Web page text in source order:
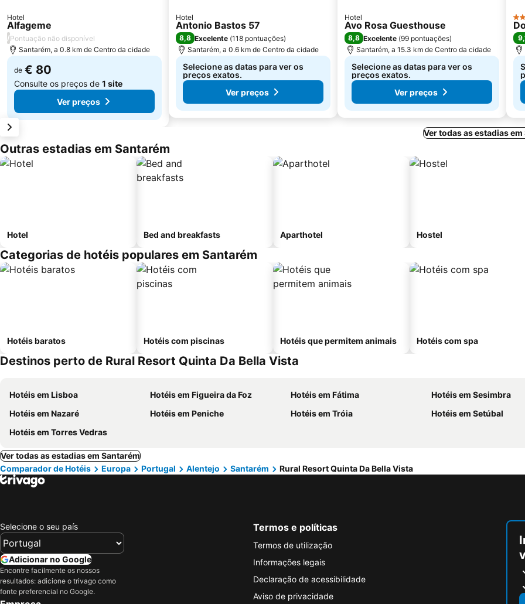
Hotel
Alfageme
/Pontuação não disponível
Santarém, a 0.8 km de Centro da cidade
de € 80
Consulte os preços de 1 site
Ver preços
Hotel
Antonio Bastos 57
8,8 Excelente (118 pontuações)
Santarém, a 0.6 km de Centro da cidade
Selecione as datas para ver os
preços exatos.
Ver preços
Hotel
Avo Rosa Guesthouse
8,8 Excelente (99 pontuações)
Santarém, a 15.3 km de Centro da cidade
Selecione as datas para ver os
preços exatos.
Ver preços
4
Ver todas as estadias em
Outras estadias em Santarém
Hotel Bed and breakfasts Aparthotel Hostel
Categorias de hotéis populares em Santarém
Hotéis baratos Hotéis com piscinas Hotéis que permitem animais Hotéis com spa
Destinos perto de Rural Resort Quinta Da Bella Vista
Hotéis em Lisboa Hotéis em Figueira da Foz Hotéis em Fátima
Hotéis em Sesimbra
Hotéis em Nazaré
Hotéis em Peniche Hotéis em Tróia
Hotéis em Setúbal
Hotéis em Torres Vedras
Ver todas as estadias em Santarém
Comparador de Hotéis
Europa Portugal Alentejo Santarém Rural Resort Quinta Da Bella Vista
Selecione o seu país
Adicionar no Google
Encontre facilmente os nossos
resultados: adicione o trivago como
fonte preferencial no Google.
Termos e políticas
Termos de utilização
Informações legais
Declaração de acessibilidade
Aviso de privacidade